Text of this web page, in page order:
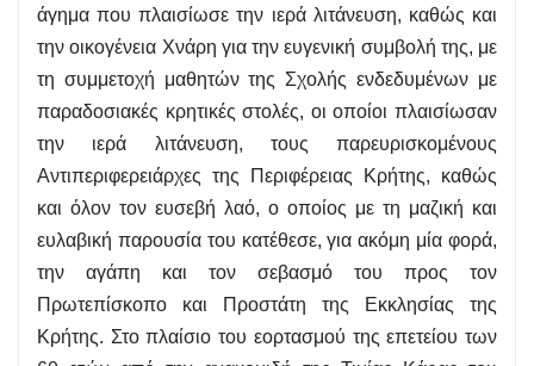
άγημα που πλαισίωσε την ιερά λιτάνευση, καθώς και
την οικογένεια Χνάρη για την ευγενική συμβολή της, με
τη συμμετοχή μαθητών της Σχολής ενδεδυμένων με
παραδοσιακές κρητικές στολές, οι οποίοι πλαισίωσαν
την ιερά λιτάνευση, τους παρευρισκομένους
Αντιπεριφερειάρχες της Περιφέρειας Κρήτης, καθώς
και όλον τον ευσεβή λαό, ο οποίος με τη μαζική και
ευλαβική παρουσία του κατέθεσε, για ακόμη μία φορά,
την αγάπη και τον σεβασμό του προς τον
Πρωτεπίσκοπο και Προστάτη της Εκκλησίας της
Κρήτης. Στο πλαίσιο του εορτασμού της επετείου των